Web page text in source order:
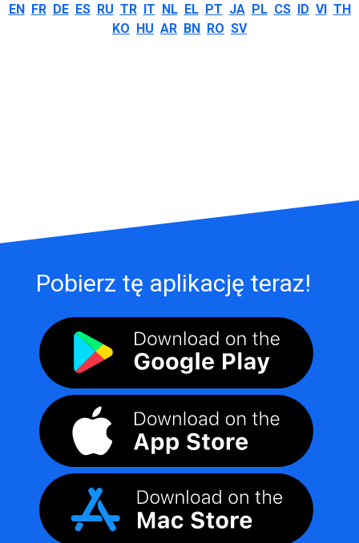
EN FR DE ES RU TR IT NL EL PT JA PL CS ID VI TH
KO HU AR BN RO SV
Pobierz tę aplikację teraz!